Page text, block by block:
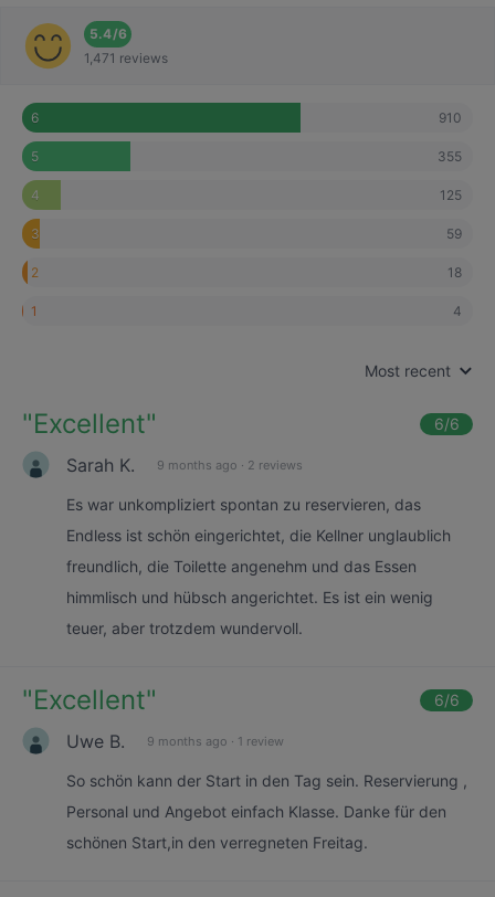
5.4/6
1,471 reviews
6 910
5 355
4 125
3 59
2 18
1 4
Most recent
"Excellent" 6/6
Sarah K. 9 months ago · 2 reviews
Es war unkompliziert spontan zu reservieren, das
Endless ist schön eingerichtet, die Kellner unglaublich
freundlich, die Toilette angenehm und das Essen
himmlisch und hübsch angerichtet. Es ist ein wenig
teuer, aber trotzdem wundervoll.
"Excellent" 6/6
Uwe B. 9 months ago · 1 review
So schön kann der Start in den Tag sein. Reservierung ,
Personal und Angebot einfach Klasse. Danke für den
schönen Start,in den verregneten Freitag.